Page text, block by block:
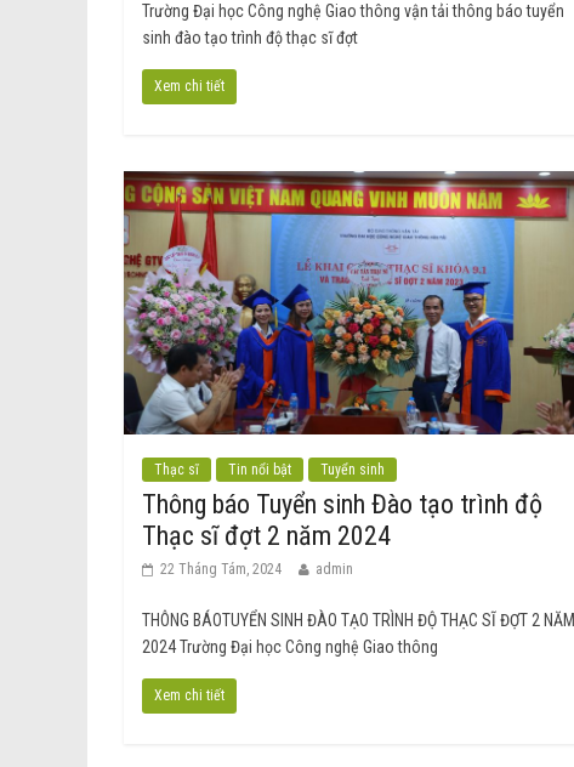
Trường Đại học Công nghệ Giao thông vận tải thông báo tuyển
sinh đào tạo trình độ thạc sĩ đợt
Xem chi tiết
Thạc sĩ Tin nổi bật Tuyển sinh
Thông báo Tuyển sinh Đào tạo trình độ
Thạc sĩ đợt 2 năm 2024
22 Tháng Tám, 2024 admin
THÔNG BÁOTUYỂN SINH ĐÀO TẠO TRÌNH ĐỘ THẠC SĨ ĐỢT 2 NĂM
2024 Trường Đại học Công nghệ Giao thông
Xem chi tiết